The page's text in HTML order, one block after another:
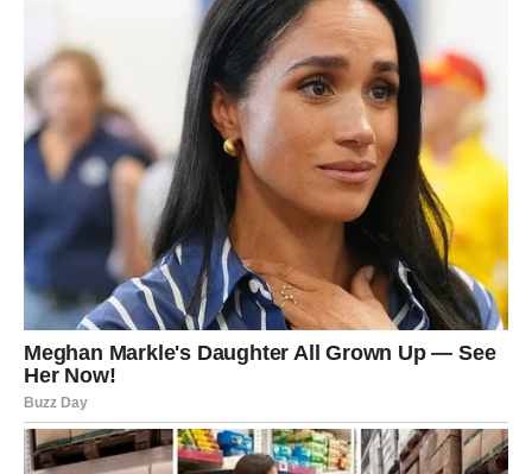
U ljubavi dolazi komunikacija koja razjašnjava sumnje.
Slobodni Blizanci mogu započeti zanimljivo poznanstvo
koje počinje kroz razgovor.
RAK – Emotivna stabilnost dolazi
kroz iskrenost
Rak u ovom periodu mora biti iskren prema sebi. Ako ste
potiskivali emocije, sada dolazi trenutak suočavanja.
U ljubavi, otvoren razgovor može rešiti nesporazume.
Slobodni Rak može upoznati osobu koja unosi sigurnost.
Finansijski, situacija je stabilna, ali izbegavajte pozajmice.